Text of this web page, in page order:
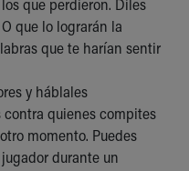
que perdieron. Diles
que lo lograrán la
que te harían sentir
y háblales
quienes compites
momento. Puedes
durante un